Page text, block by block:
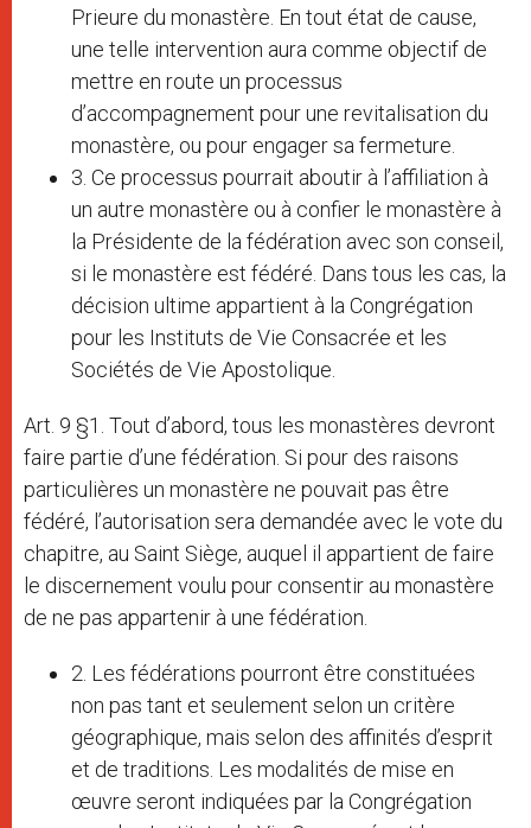
Prieure du monastère. En tout état de cause,
une telle intervention aura comme objectif de
mettre en route un processus
d’accompagnement pour une revitalisation du
monastère, ou pour engager sa fermeture.
3. Ce processus pourrait aboutir à l’affiliation à
un autre monastère ou à confier le monastère à
la Présidente de la fédération avec son conseil,
si le monastère est fédéré. Dans tous les cas, la
décision ultime appartient à la Congrégation
pour les Instituts de Vie Consacrée et les
Sociétés de Vie Apostolique.
Art. 9 §1. Tout d’abord, tous les monastères devront
faire partie d’une fédération. Si pour des raisons
particulières un monastère ne pouvait pas être
fédéré, l’autorisation sera demandée avec le vote du
chapitre, au Saint Siège, auquel il appartient de faire
le discernement voulu pour consentir au monastère
de ne pas appartenir à une fédération.
2. Les fédérations pourront être constituées
non pas tant et seulement selon un critère
géographique, mais selon des affinités d’esprit
et de traditions. Les modalités de mise en
œuvre seront indiquées par la Congrégation